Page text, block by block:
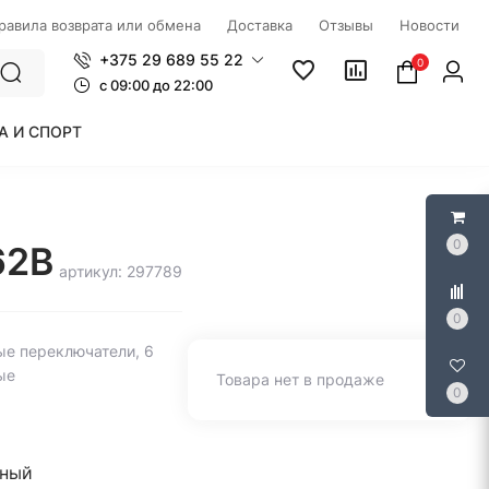
0
0
0
возврата или обмена Доставка Отзывы Новости
+375 29 689 55 22
c 09:00 до 22:00
0
И СПОРТ
артикул: 297789
переключатели, 6
Товара нет в продаже